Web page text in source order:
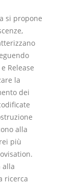
si propone
Release
la
dei
alla
più
alla
ricerca